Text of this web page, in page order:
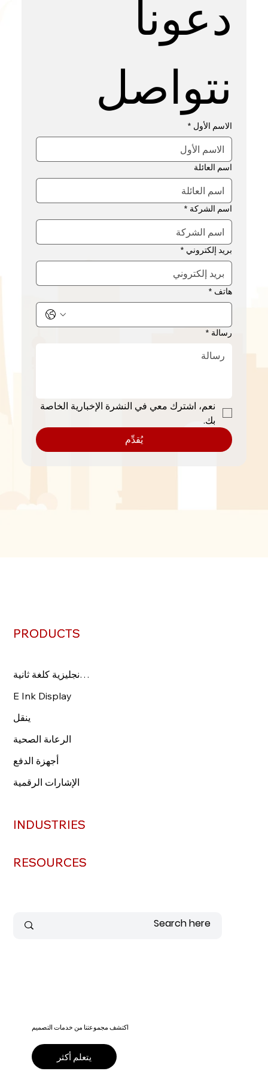
دعونا
نتواصل
الاسم الأول *
اسم العائلة
اسم الشركة *
هاتف *
رسالة
نتواصل
الاسم الأول *
اسم العائلة
اسم الشركة *
بريد إلكتروني *
هاتف *
رسالة *
بك.
يُقدِّم
اكتشف مجموعتنا من خدمات التصميم
يتعلم أكثر
PRODUCTS
عرض الحبر الإلكتروني
الرعاىة الصحية
Payment Devices
الإشارات الرقمية
INDUSTRIES
RESOURCES
PRODUCTS
اللغة الإنجليزية كلغة ثانية
E Ink Display
ينقل
الرعاىة الصحية
أجهزة الدفع
الإشارات الرقمية
INDUSTRIES
RESOURCES